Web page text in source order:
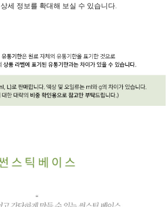
상세 정보를 확대해 보실 수 있습니다.